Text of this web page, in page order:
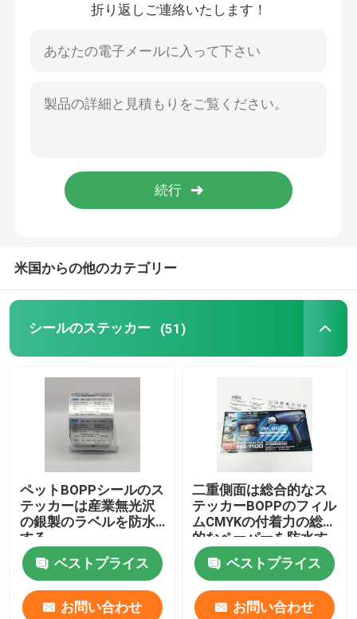
折り返しご連絡いたします！
米国からの他のカテゴリー
シールのステッカー (51)
ペットBOPPシールのス
テッカーは産業無光沢
の銀製のラベルを防水
する
ベストプライス
お問い合わせ
二重側面は総合的なス
テッカーBOPPのフィル
ムCMYKの付着力の総合
的なペーパーを防水す
る
ベストプライス
お問い合わせ